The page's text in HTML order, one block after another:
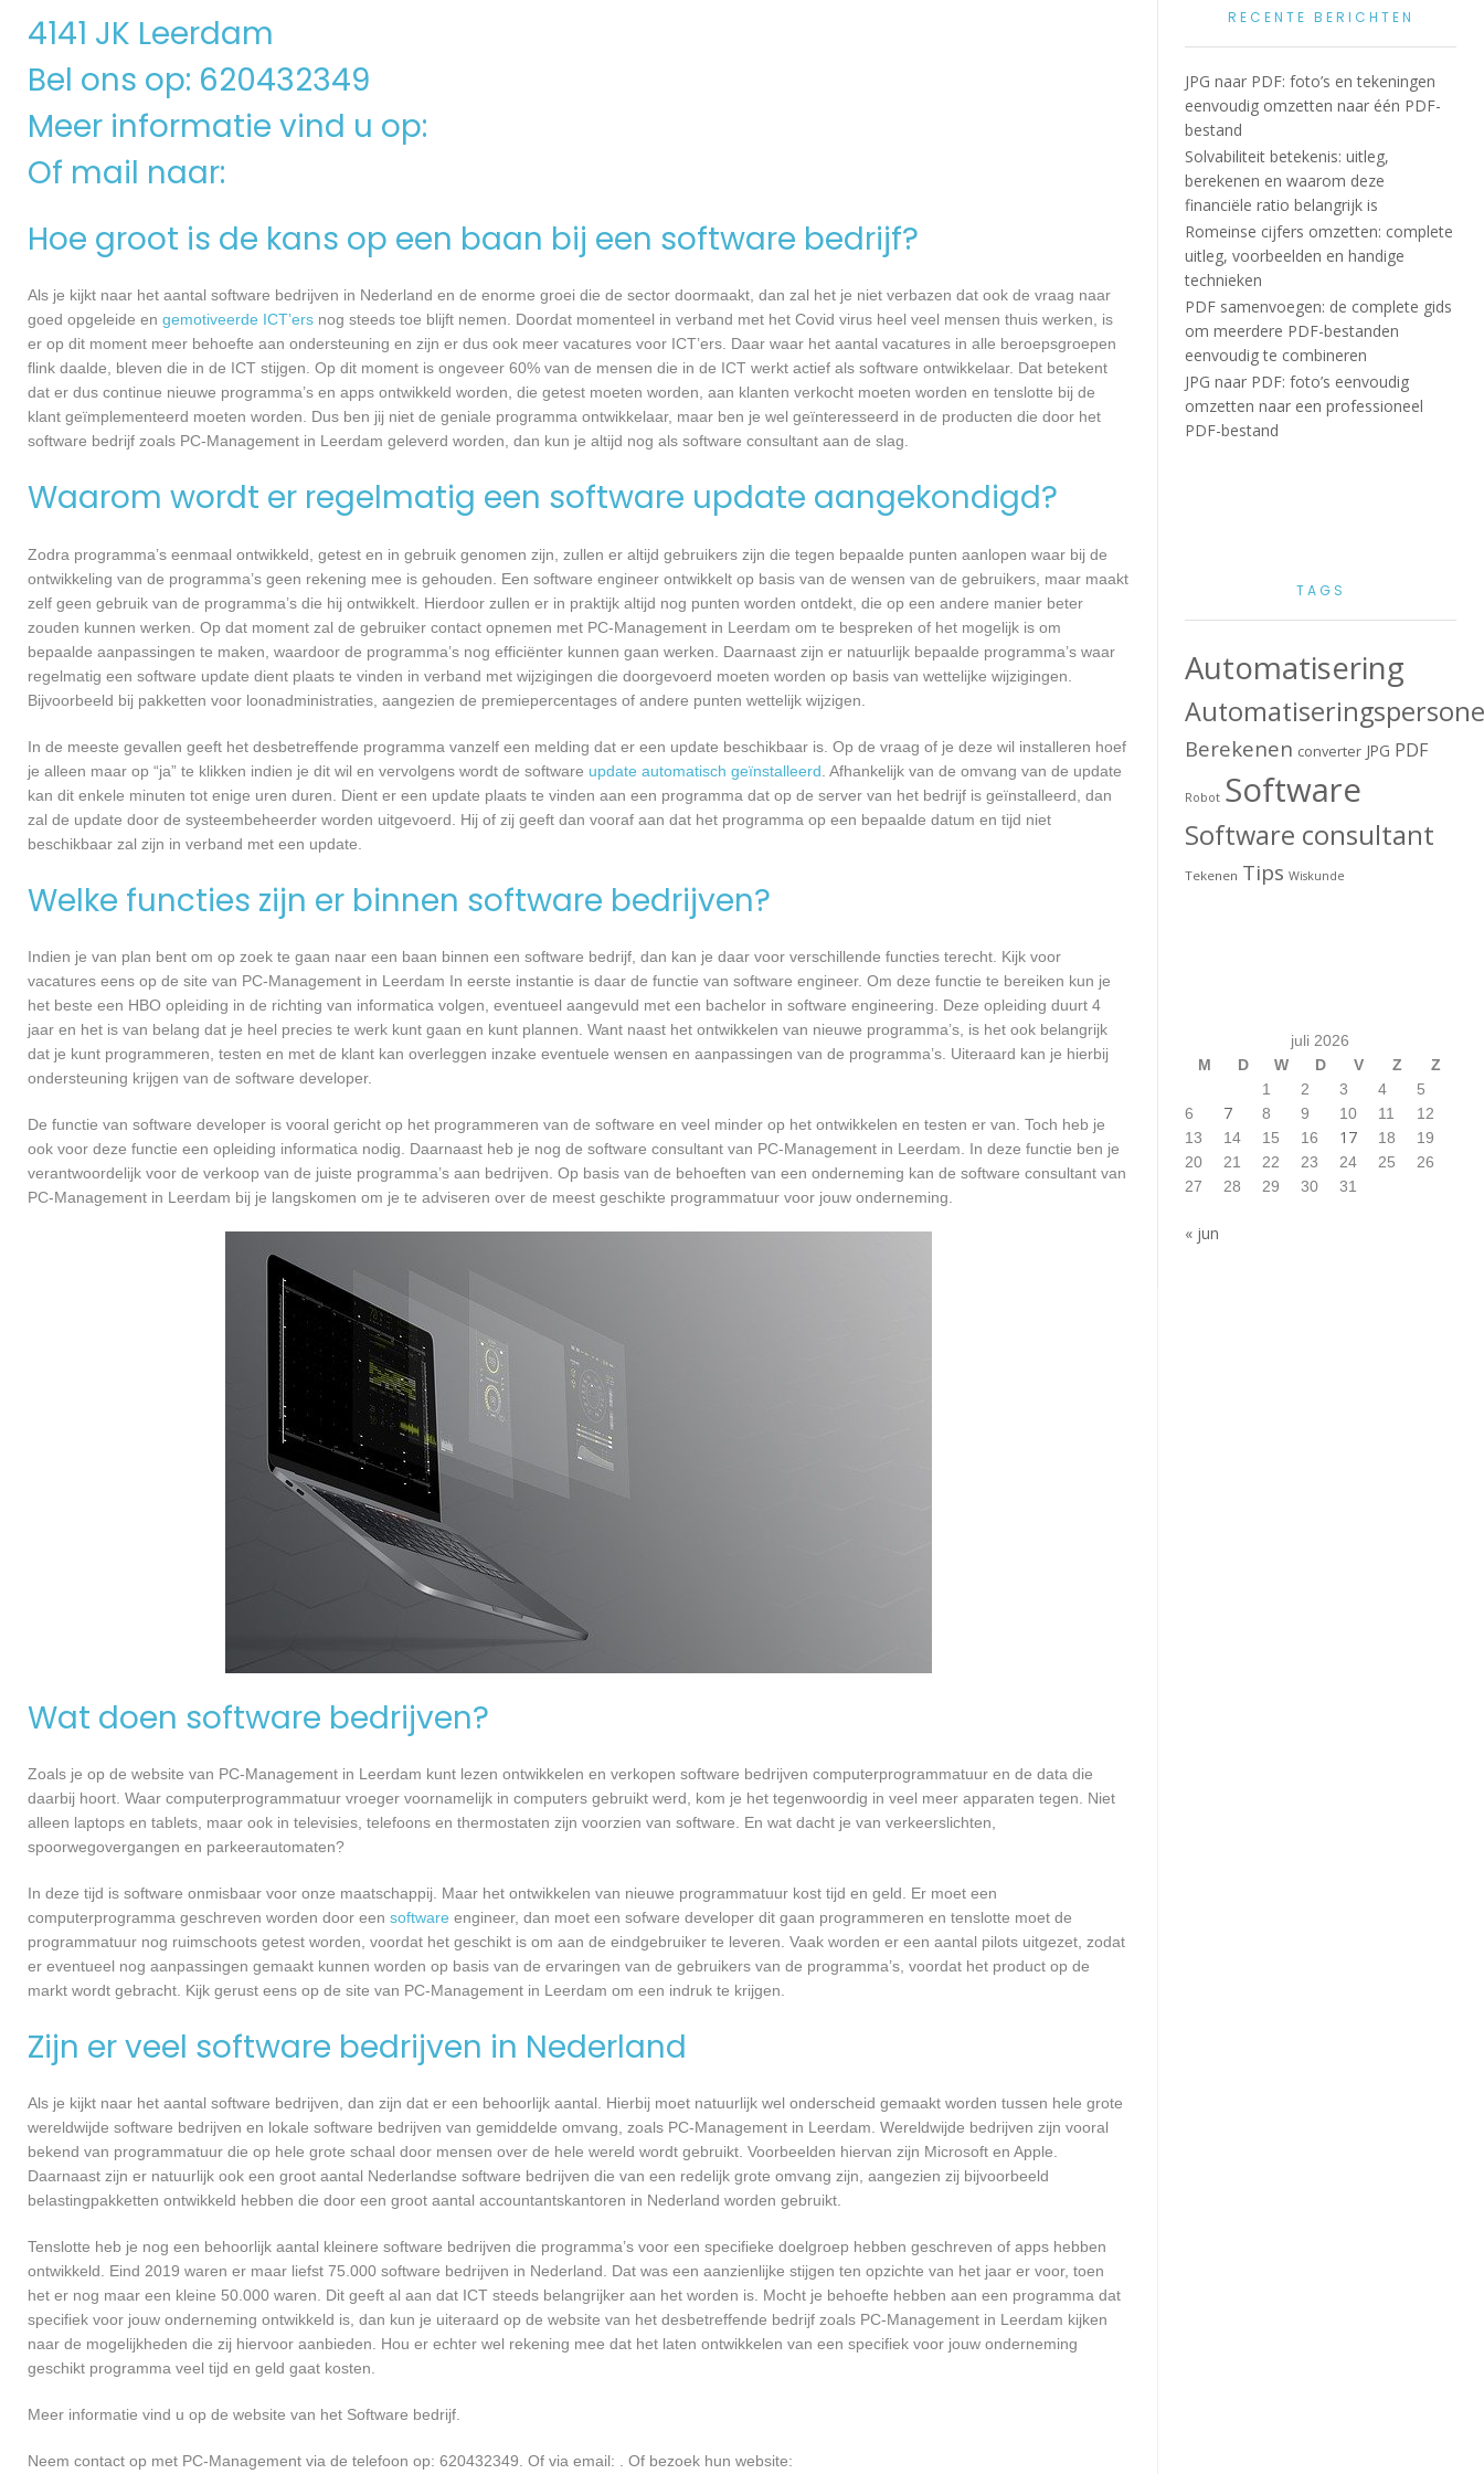
4141 JK Leerdam
Bel ons op: 620432349
Meer informatie vind u op:
Of mail naar:
Hoe groot is de kans op een baan bij een software bedrijf?
Als je kijkt naar het aantal software bedrijven in Nederland en de enorme groei die de sector doormaakt, dan zal het je niet verbazen dat ook de vraag naar
goed opgeleide en gemotiveerde ICT’ers nog steeds toe blijft nemen. Doordat momenteel in verband met het Covid virus heel veel mensen thuis werken, is
er op dit moment meer behoefte aan ondersteuning en zijn er dus ook meer vacatures voor ICT’ers. Daar waar het aantal vacatures in alle beroepsgroepen
flink daalde, bleven die in de ICT stijgen. Op dit moment is ongeveer 60% van de mensen die in de ICT werkt actief als software ontwikkelaar. Dat betekent
dat er dus continue nieuwe programma’s en apps ontwikkeld worden, die getest moeten worden, aan klanten verkocht moeten worden en tenslotte bij de
klant geïmplementeerd moeten worden. Dus ben jij niet de geniale programma ontwikkelaar, maar ben je wel geïnteresseerd in de producten die door het
software bedrijf zoals PC-Management in Leerdam geleverd worden, dan kun je altijd nog als software consultant aan de slag.
Waarom wordt er regelmatig een software update aangekondigd?
Zodra programma’s eenmaal ontwikkeld, getest en in gebruik genomen zijn, zullen er altijd gebruikers zijn die tegen bepaalde punten aanlopen waar bij de
ontwikkeling van de programma’s geen rekening mee is gehouden. Een software engineer ontwikkelt op basis van de wensen van de gebruikers, maar maakt
zelf geen gebruik van de programma’s die hij ontwikkelt. Hierdoor zullen er in praktijk altijd nog punten worden ontdekt, die op een andere manier beter
zouden kunnen werken. Op dat moment zal de gebruiker contact opnemen met PC-Management in Leerdam om te bespreken of het mogelijk is om
bepaalde aanpassingen te maken, waardoor de programma’s nog efficiënter kunnen gaan werken. Daarnaast zijn er natuurlijk bepaalde programma’s waar
regelmatig een software update dient plaats te vinden in verband met wijzigingen die doorgevoerd moeten worden op basis van wettelijke wijzigingen.
Bijvoorbeeld bij pakketten voor loonadministraties, aangezien de premiepercentages of andere punten wettelijk wijzigen.
In de meeste gevallen geeft het desbetreffende programma vanzelf een melding dat er een update beschikbaar is. Op de vraag of je deze wil installeren hoef
je alleen maar op “ja” te klikken indien je dit wil en vervolgens wordt de software update automatisch geïnstalleerd . Afhankelijk van de omvang van de update
kan dit enkele minuten tot enige uren duren. Dient er een update plaats te vinden aan een programma dat op de server van het bedrijf is geïnstalleerd, dan
zal de update door de systeembeheerder worden uitgevoerd. Hij of zij geeft dan vooraf aan dat het programma op een bepaalde datum en tijd niet
beschikbaar zal zijn in verband met een update.
Welke functies zijn er binnen software bedrijven?
Indien je van plan bent om op zoek te gaan naar een baan binnen een software bedrijf, dan kan je daar voor verschillende functies terecht. Kijk voor
vacatures eens op de site van PC-Management in Leerdam In eerste instantie is daar de functie van software engineer. Om deze functie te bereiken kun je
het beste een HBO opleiding in de richting van informatica volgen, eventueel aangevuld met een bachelor in software engineering. Deze opleiding duurt 4
jaar en het is van belang dat je heel precies te werk kunt gaan en kunt plannen. Want naast het ontwikkelen van nieuwe programma’s, is het ook belangrijk
dat je kunt programmeren, testen en met de klant kan overleggen inzake eventuele wensen en aanpassingen van de programma’s. Uiteraard kan je hierbij
ondersteuning krijgen van de software developer.
De functie van software developer is vooral gericht op het programmeren van de software en veel minder op het ontwikkelen en testen er van. Toch heb je
ook voor deze functie een opleiding informatica nodig. Daarnaast heb je nog de software consultant van PC-Management in Leerdam. In deze functie ben je
verantwoordelijk voor de verkoop van de juiste programma’s aan bedrijven. Op basis van de behoeften van een onderneming kan de software consultant van
PC-Management in Leerdam bij je langskomen om je te adviseren over de meest geschikte programmatuur voor jouw onderneming.
Wat doen software bedrijven?
Zoals je op de website van PC-Management in Leerdam kunt lezen ontwikkelen en verkopen software bedrijven computerprogrammatuur en de data die
daarbij hoort. Waar computerprogrammatuur vroeger voornamelijk in computers gebruikt werd, kom je het tegenwoordig in veel meer apparaten tegen. Niet
alleen laptops en tablets, maar ook in televisies, telefoons en thermostaten zijn voorzien van software. En wat dacht je van verkeerslichten,
spoorwegovergangen en parkeerautomaten?
In deze tijd is software onmisbaar voor onze maatschappij. Maar het ontwikkelen van nieuwe programmatuur kost tijd en geld. Er moet een
computerprogramma geschreven worden door een software engineer, dan moet een sofware developer dit gaan programmeren en tenslotte moet de
programmatuur nog ruimschoots getest worden, voordat het geschikt is om aan de eindgebruiker te leveren. Vaak worden er een aantal pilots uitgezet, zodat
er eventueel nog aanpassingen gemaakt kunnen worden op basis van de ervaringen van de gebruikers van de programma’s, voordat het product op de
markt wordt gebracht. Kijk gerust eens op de site van PC-Management in Leerdam om een indruk te krijgen.
Zijn er veel software bedrijven in Nederland
Als je kijkt naar het aantal software bedrijven, dan zijn dat er een behoorlijk aantal. Hierbij moet natuurlijk wel onderscheid gemaakt worden tussen hele grote
wereldwijde software bedrijven en lokale software bedrijven van gemiddelde omvang, zoals PC-Management in Leerdam. Wereldwijde bedrijven zijn vooral
bekend van programmatuur die op hele grote schaal door mensen over de hele wereld wordt gebruikt. Voorbeelden hiervan zijn Microsoft en Apple.
Daarnaast zijn er natuurlijk ook een groot aantal Nederlandse software bedrijven die van een redelijk grote omvang zijn, aangezien zij bijvoorbeeld
belastingpakketten ontwikkeld hebben die door een groot aantal accountantskantoren in Nederland worden gebruikt.
Tenslotte heb je nog een behoorlijk aantal kleinere software bedrijven die programma’s voor een specifieke doelgroep hebben geschreven of apps hebben
ontwikkeld. Eind 2019 waren er maar liefst 75.000 software bedrijven in Nederland. Dat was een aanzienlijke stijgen ten opzichte van het jaar er voor, toen
het er nog maar een kleine 50.000 waren. Dit geeft al aan dat ICT steeds belangrijker aan het worden is. Mocht je behoefte hebben aan een programma dat
specifiek voor jouw onderneming ontwikkeld is, dan kun je uiteraard op de website van het desbetreffende bedrijf zoals PC-Management in Leerdam kijken
naar de mogelijkheden die zij hiervoor aanbieden. Hou er echter wel rekening mee dat het laten ontwikkelen van een specifiek voor jouw onderneming
geschikt programma veel tijd en geld gaat kosten.
Meer informatie vind u op de website van het Software bedrijf.
Neem contact op met PC-Management via de telefoon op: 620432349. Of via email: . Of bezoek hun website:
RECENTE BERICHTEN
JPG naar PDF: foto’s en tekeningen
eenvoudig omzetten naar één PDF-
bestand
Solvabiliteit betekenis: uitleg,
berekenen en waarom deze
financiële ratio belangrijk is
Romeinse cijfers omzetten: complete
uitleg, voorbeelden en handige
technieken
PDF samenvoegen: de complete gids
om meerdere PDF-bestanden
eenvoudig te combineren
JPG naar PDF: foto’s eenvoudig
omzetten naar een professioneel
PDF-bestand
TAGS
Automatisering
Berekenen converter JPG PDF
Robot Software
Software consultant
Tekenen Tips Wiskunde
juli 2026
M
D W D V Z
Z
1
2 3 4
5
6
7 8 9 10 11
12
13
14 15 16 17 18
19
20
21 22 23 24 25
26
27
28 29 30 31
« jun